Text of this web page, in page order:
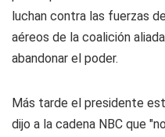
luchan contra las fuerzas
aéreos de la coalición
abandonar el poder.
Más tarde el presidente
dijo a la cadena NBC que